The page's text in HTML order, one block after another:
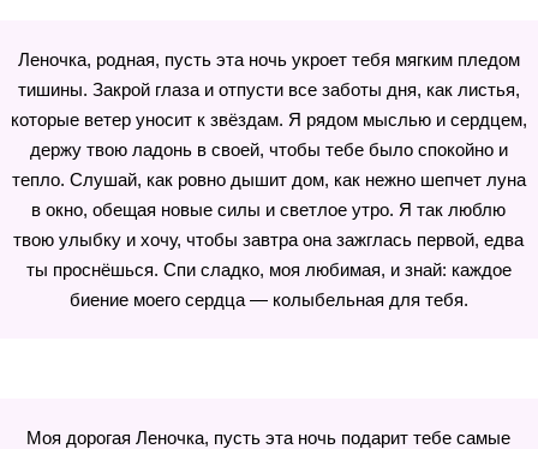
Леночка, родная, пусть эта ночь укроет тебя мягким пледом
тишины. Закрой глаза и отпусти все заботы дня, как листья,
которые ветер уносит к звёздам. Я рядом мыслью и сердцем,
держу твою ладонь в своей, чтобы тебе было спокойно и
тепло. Слушай, как ровно дышит дом, как нежно шепчет луна
в окно, обещая новые силы и светлое утро. Я так люблю
твою улыбку и хочу, чтобы завтра она зажглась первой, едва
ты проснёшься. Спи сладко, моя любимая, и знай: каждое
биение моего сердца — колыбельная для тебя.
Моя дорогая Леночка, пусть эта ночь подарит тебе самые